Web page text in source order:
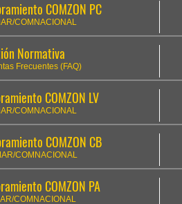
COMZON PC
COMNACIONAL
Normativa
Frecuentes (FAQ)
COMZON LV
COMNACIONAL
COMZON CB
COMNACIONAL
COMZON PA
COMNACIONAL